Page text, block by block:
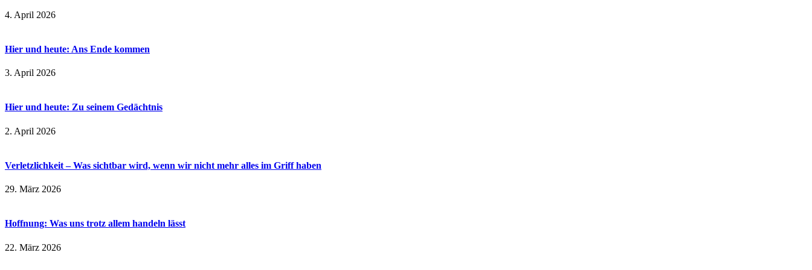
4. April 2026
Hier und heute: Ans Ende kommen
3. April 2026
Hier und heute: Zu seinem Gedächtnis
2. April 2026
Verletzlichkeit – Was sichtbar wird, wenn wir nicht mehr alles im Griff haben
29. März 2026
Hoffnung: Was uns trotz allem handeln lässt
22. März 2026